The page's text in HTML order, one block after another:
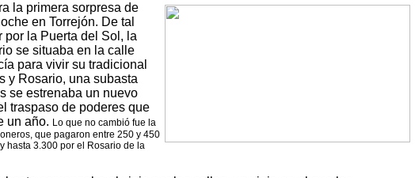
la primera sorpresa de
en Torrejón. De tal
por la Puerta del Sol, la
se situaba en la calle
para vivir su tradicional
y Rosario, una subasta
se estrenaba un nuevo
traspaso de poderes que
un año. Lo que no cambió fue la
que pagaron entre 250 y 450
hasta 3.300 por el Rosario de la